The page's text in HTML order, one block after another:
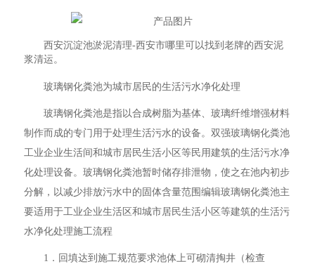
西安沉淀池淤泥清理-西安市哪里可以找到老牌的西安泥
浆清运。
玻璃钢化粪池为城市居民的生活污水净化处理
玻璃钢化粪池是指以合成树脂为基体、玻璃纤维增强材料
制作而成的专门用于处理生活污水的设备。双强玻璃钢化粪池
工业企业生活间和城市居民生活小区等民用建筑的生活污水净
化处理设备。玻璃钢化粪池暂时储存排泄物，使之在池内初步
分解，以减少排放污水中的固体含量范围编辑玻璃钢化粪池主
要适用于工业企业生活区和城市居民生活小区等建筑的生活污
水净化处理施工流程
1．回填达到施工规范要求池体上可砌清掏井（检查